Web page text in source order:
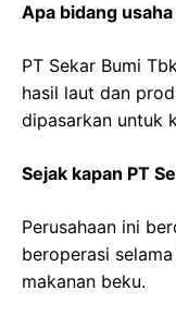
Apa bidang
PT Sekar Bumi
hasil laut dan
dipasarkan untuk
Sejak kapan PT
Perusahaan ini
beroperasi
makanan beku.